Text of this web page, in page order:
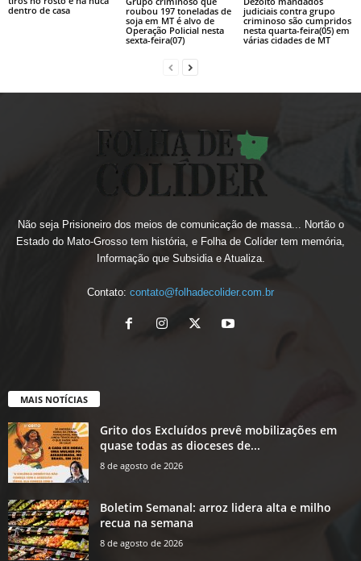
dentro de casa
roubou 197 toneladas de
soja em MT é alvo de
Operação Policial nesta
sexta-feira(07)
judiciais contra grupo
criminoso são cumpridos
nesta quarta-feira(05) em
várias cidades de MT
Não seja Prisioneiro dos meios de comunicação de massa... Nortão o
Estado do Mato-Grosso tem história, e Folha de Colíder tem memória,
Informação que Subsidia e Atualiza.
Contato: contato@folhadecolider.com.br
MAIS NOTÍCIAS
Grito dos Excluídos prevê mobilizações em
quase todas as dioceses de...
8 de agosto de 2026
Boletim Semanal: arroz lidera alta e milho
recua na semana
8 de agosto de 2026